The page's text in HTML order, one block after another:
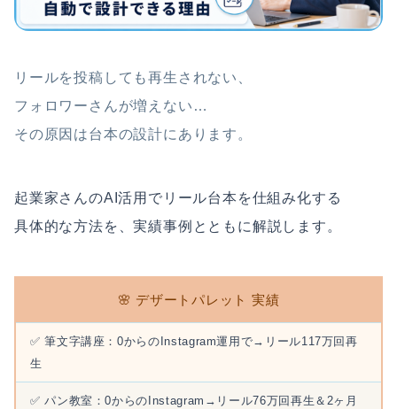
リールを投稿しても再生されない、
フォロワーさんが増えない…
その原因は台本の設計にあります。
起業家さんのAI活用でリール台本を仕組み化する
具体的な方法を、実績事例とともに解説します。
🌸 デザートパレット 実績
✅ 筆文字講座：0からのInstagram運用で→リール117万回再
生
✅ パン教室：0からのInstagram→リール76万回再生＆2ヶ月